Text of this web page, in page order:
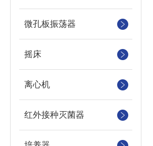
微孔板振荡器
摇床
离心机
红外接种灭菌器